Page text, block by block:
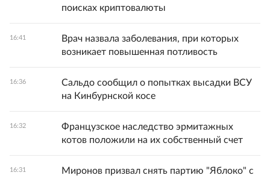
поисках криптовалюты
16:41
Врач назвала заболевания, при которых
возникает повышенная потливость
16:36
Сальдо сообщил о попытках высадки ВСУ
на Кинбурнской косе
16:32
Французское наследство эрмитажных
котов положили на их собственный счет
16:31
Миронов призвал снять партию "Яблоко" с